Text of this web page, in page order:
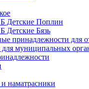
Детские Поплин
Детские Бязь
принадлежности для
для муниципальных
наматрасники